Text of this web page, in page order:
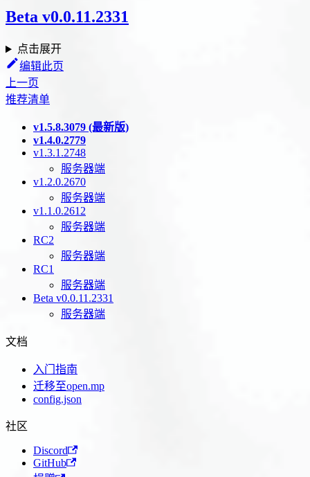
Beta v0.0.11.2331
点击展开
编辑此页
上一页
推荐清单
v1.5.8.3079 (最新版)
v1.4.0.2779
v1.3.1.2748
服务器端
v1.2.0.2670
服务器端
v1.1.0.2612
服务器端
RC2
服务器端
RC1
服务器端
Beta v0.0.11.2331
服务器端
文档
入门指南
迁移至open.mp
config.json
社区
Discord
GitHub